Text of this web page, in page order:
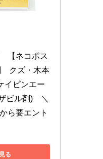
【ネコポス
クズ・木本
イピンエー
ビル剤)　＼
ら要エント
る